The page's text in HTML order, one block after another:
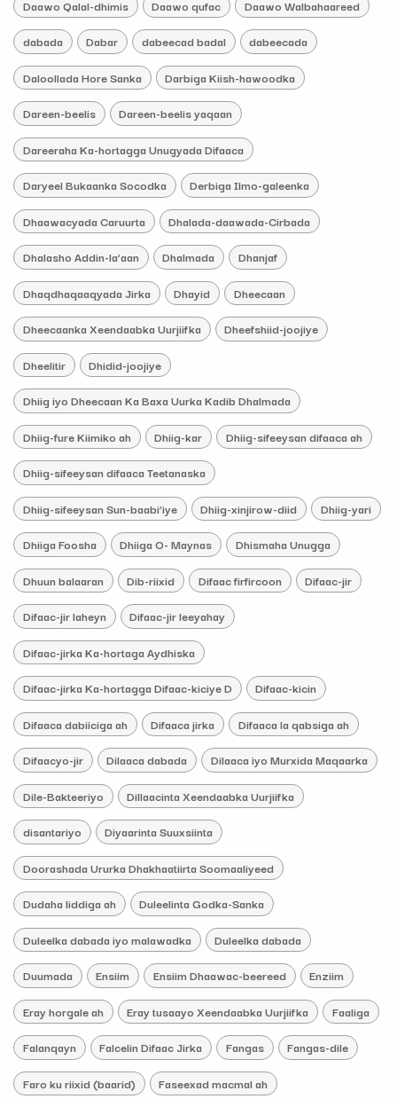
Daawo Qalal-dhimis Daawo qufac Daawo Walbahaareed
dabada Dabar dabeecad badal dabeecada
Daloollada Hore Sanka Darbiga Kiish-hawoodka
Dareen-beelis Dareen-beelis yaqaan
Dareeraha Ka-hortagga Unugyada Difaaca
Daryeel Bukaanka Socodka Derbiga Ilmo-galeenka
Dhaawacyada Caruurta Dhalada-daawada-Cirbada
Dhalasho Addin-la’aan Dhalmada Dhanjaf
Dhaqdhaqaaqyada Jirka Dhayid Dheecaan
Dheecaanka Xeendaabka Uurjiifka Dheefshiid-joojiye
Dheelitir Dhidid-joojiye
Dhiig iyo Dheecaan Ka Baxa Uurka Kadib Dhalmada
Dhiig-fure Kiimiko ah Dhiig-kar Dhiig-sifeeysan difaaca ah
Dhiig-sifeeysan difaaca Teetanaska
Dhiig-sifeeysan Sun-baabi’iye Dhiig-xinjirow-diid Dhiig-yari
Dhiiga Foosha Dhiiga O- Maynas Dhismaha Unugga
Dhuun balaaran Dib-riixid Difaac firfircoon Difaac-jir
Difaac-jir laheyn Difaac-jir leeyahay
Difaac-jirka Ka-hortaga Aydhiska
Difaac-jirka Ka-hortagga Difaac-kiciye D Difaac-kicin
Difaaca dabiiciga ah Difaaca jirka Difaaca la qabsiga ah
Difaacyo-jir Dilaaca dabada Dilaaca iyo Murxida Maqaarka
Dile-Bakteeriyo Dillaacinta Xeendaabka Uurjiifka
disantariyo Diyaarinta Suuxsiinta
Doorashada Ururka Dhakhaatiirta Soomaaliyeed
Dudaha liddiga ah Duleelinta Godka-Sanka
Duleelka dabada iyo malawadka Duleelka dabada
Duumada Ensiim Ensiim Dhaawac-beereed Enziim
Eray horgale ah Eray tusaayo Xeendaabka Uurjiifka Faaliga
Falanqayn Falcelin Difaac Jirka Fangas Fangas-dile
Faro ku riixid (baarid) Faseexad macmal ah